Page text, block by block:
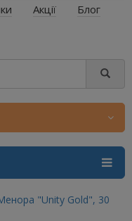
Акції
Блог
"Unity Gold", 30